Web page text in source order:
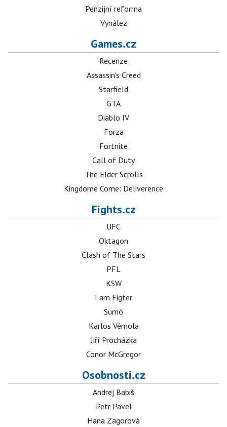
Penzijní reforma
Vynález
Games.cz
Recenze
Assassin's Creed
Starfield
GTA
Diablo IV
Forza
Fortnite
Call of Duty
The Elder Scrolls
Kingdome Come: Deliverence
Fights.cz
UFC
Oktagon
Clash of The Stars
PFL
KSW
I am Figter
Sumó
Karlos Vémola
Jiří Procházka
Conor McGregor
Osobnosti.cz
Andrej Babiš
Petr Pavel
Hana Zagorová